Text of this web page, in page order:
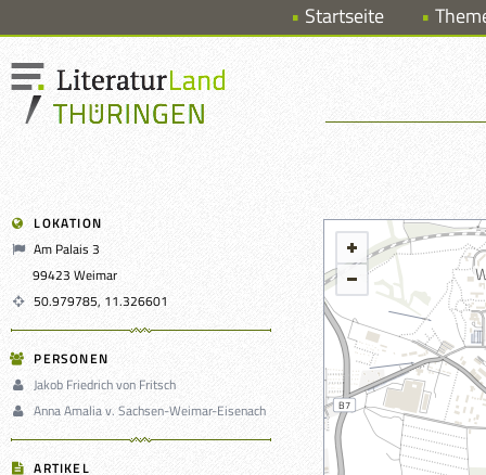
Startseite
LOKATION
Am Palais 3
99423 Weimar
50.979785, 11.326601
PERSONEN
Jakob Friedrich von Fritsch
Anna Amalia v. Sachsen-Weimar-Eisenach
ARTIKEL